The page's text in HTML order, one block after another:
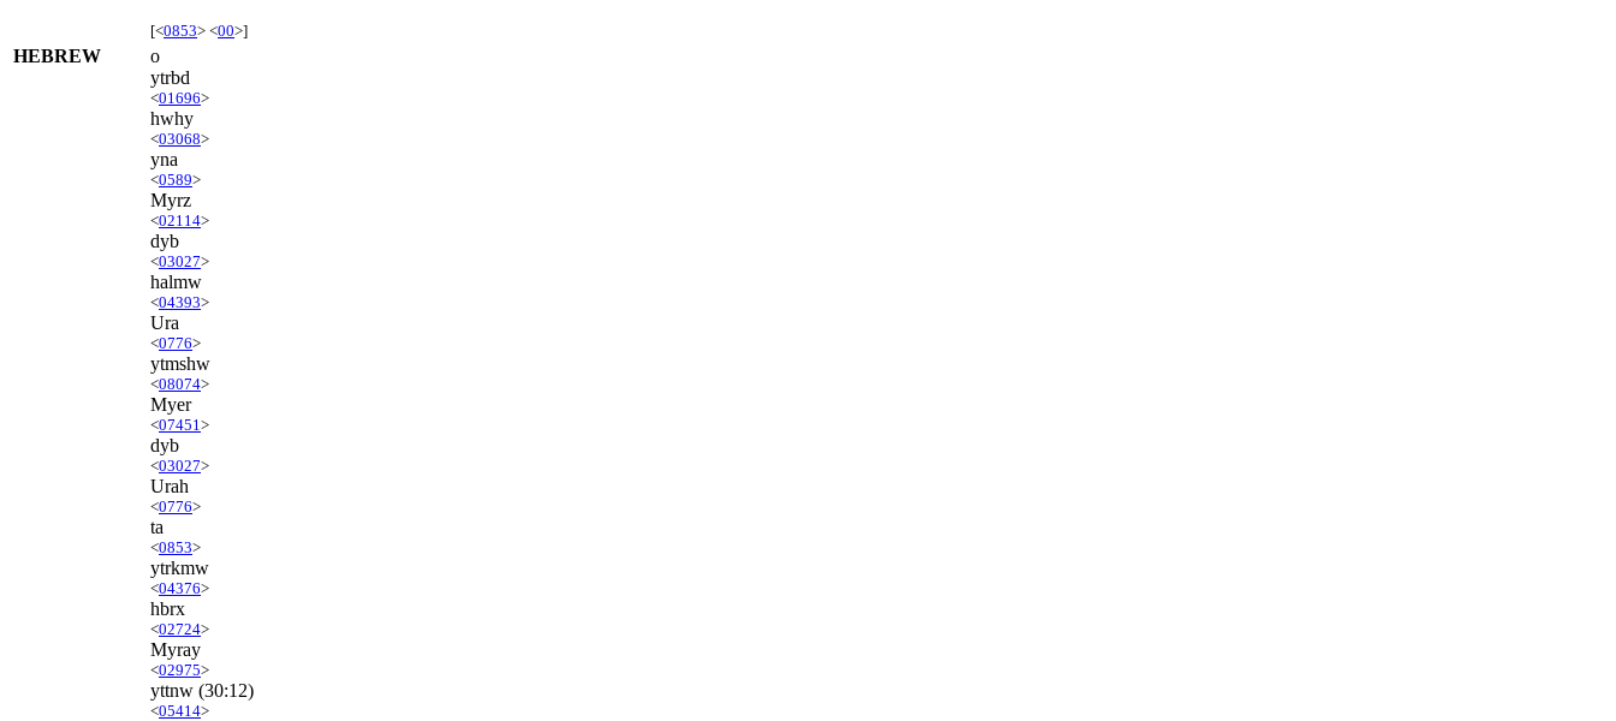
[<0853> <00>]
HEBREW
o
ytrbd
<01696>
hwhy
<03068>
yna
<0589>
Myrz
<02114>
dyb
<03027>
halmw
<04393>
Ura
<0776>
ytmshw
<08074>
Myer
<07451 >
dyb
<03027>
Urah
<0776>
ta
<0853>
ytrkmw
<04376>
hbrx
<02724>
Myray
<02975>
yttnw (30:12)
<05414>